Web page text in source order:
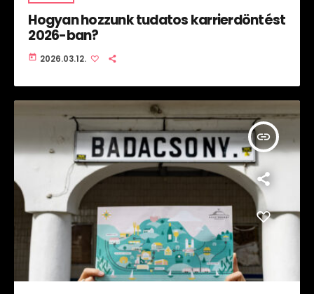
Hogyan hozzunk tudatos karrierdöntést
2026-ban?
today 2026.03.12.
insert_link